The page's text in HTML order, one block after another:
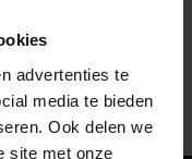
advertenties te
media te bieden
Ook delen we
site met onze
de jaren 20
nu en doe je bestelling!